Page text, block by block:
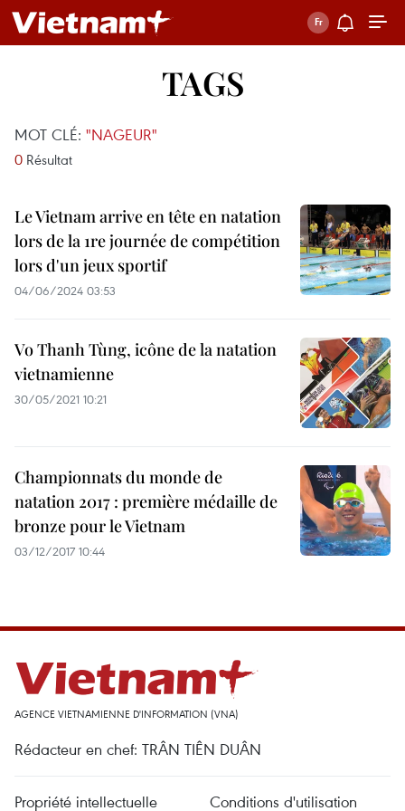
TAGS
MOT CLÉ: "NAGEUR"
0 Résultat
Le Vietnam arrive en tête en natation
lors de la 1re journée de compétition
lors d'un jeux sportif
04/06/2024 03:53
Vo Thanh Tùng, icône de la natation
vietnamienne
30/05/2021 10:21
Championnats du monde de
natation 2017 : première médaille de
bronze pour le Vietnam
03/12/2017 10:44
AGENCE VIETNAMIENNE D'INFORMATION (VNA)
Rédacteur en chef: TRÂN TIÊN DUÂN
Propriété intellectuelle Conditions d'utilisation